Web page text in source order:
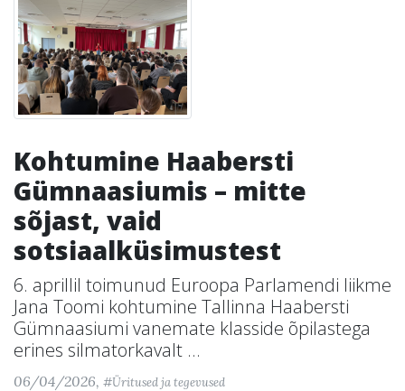
Kohtumine Haabersti
Gümnaasiumis – mitte
sõjast, vaid
sotsiaalküsimustest
6. aprillil toimunud Euroopa Parlamendi liikme
Jana Toomi kohtumine Tallinna Haabersti
Gümnaasiumi vanemate klasside õpilastega
erines silmatorkavalt ...
06/04/2026, #Üritused ja tegevused